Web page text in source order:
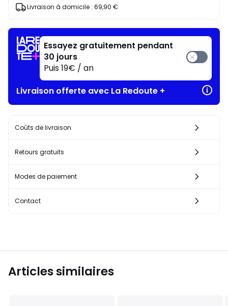
J'en
Livraison à domicile : 69,90 €
Essayez gratuitement pendant
30 jours
Puis 19€ / an
Livraison offerte avec La Redoute +
Coûts de livraison
Retours gratuits
Modes de paiement
Contact
Articles similaires